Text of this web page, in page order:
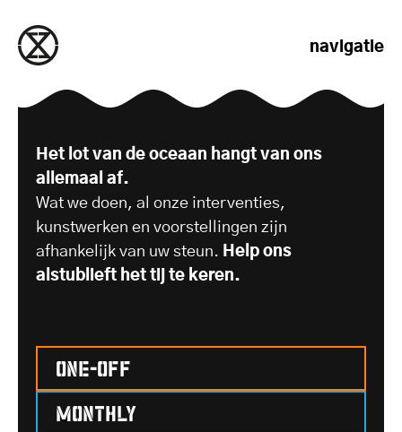
navigatie
Steun ons
Het lot van de oceaan hangt van ons
allemaal af.
Wat we doen, al onze interventies,
kunstwerken en voorstellingen zijn
afhankelijk van uw steun. Help ons
alstublieft het tij te keren.
One-off
Monthly